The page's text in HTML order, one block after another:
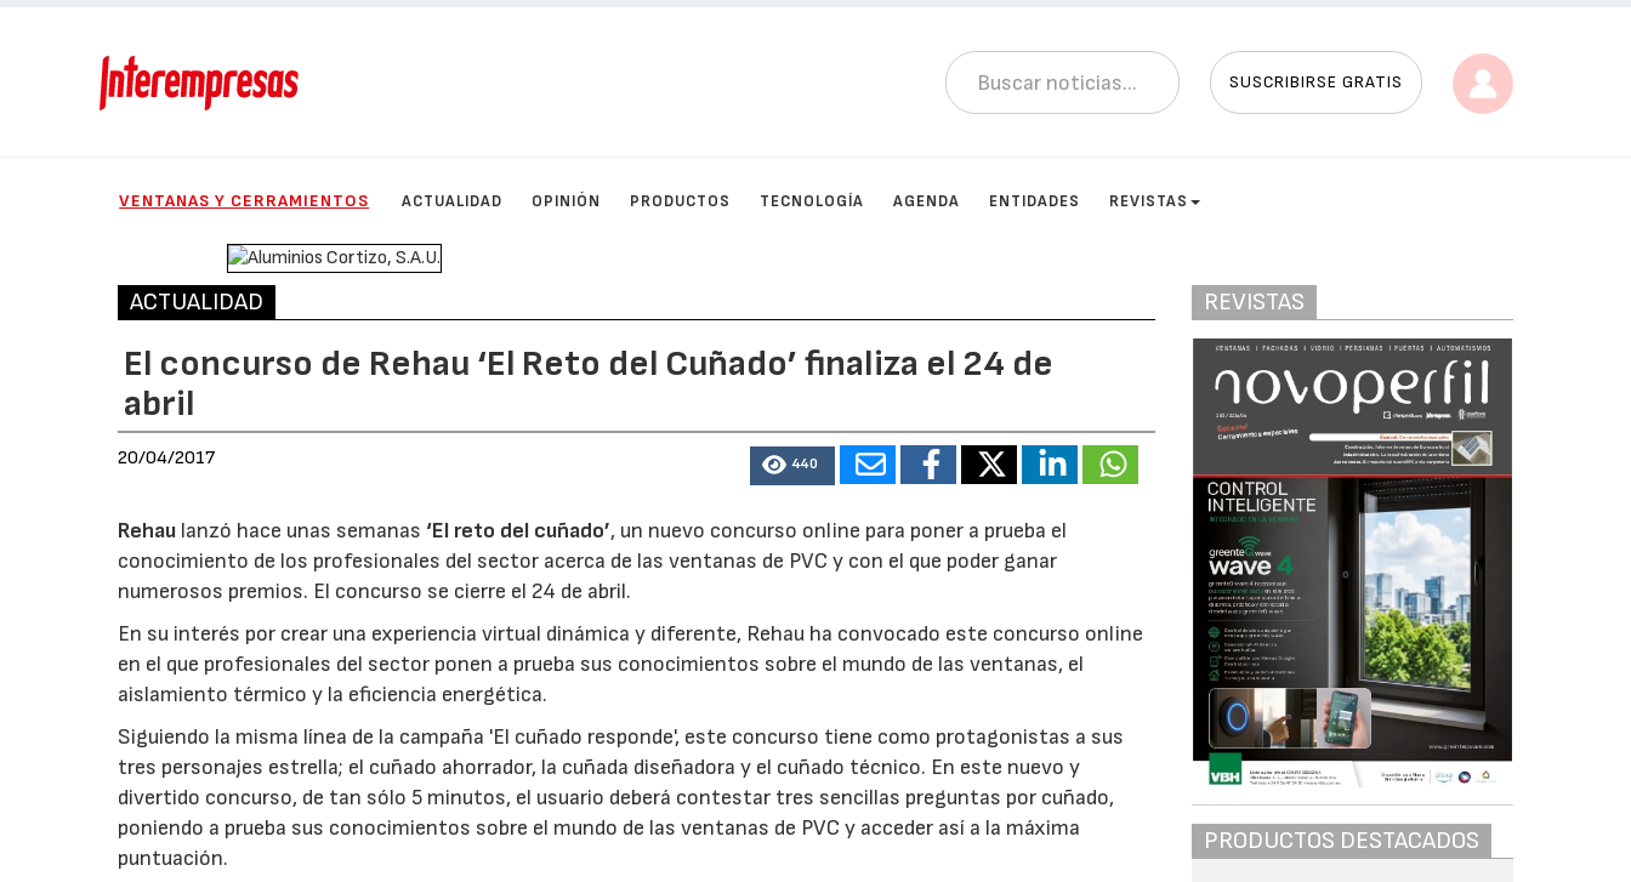
SUSCRIBIRSE GRATIS
VENTANAS Y CERRAMIENTOS ACTUALIDAD OPINIÓN PRODUCTOS TECNOLOGÍA AGENDA ENTIDADES REVISTAS
ACTUALIDAD
El concurso de Rehau ‘El Reto del Cuñado’ finaliza el 24 de
abril
20/04/2017 440
Rehau lanzó hace unas semanas ‘El reto del cuñado’, un nuevo concurso online para poner a prueba el
conocimiento de los profesionales del sector acerca de las ventanas de PVC y con el que poder ganar
numerosos premios. El concurso se cierre el 24 de abril.
En su interés por crear una experiencia virtual dinámica y diferente, Rehau ha convocado este concurso online
en el que profesionales del sector ponen a prueba sus conocimientos sobre el mundo de las ventanas, el
aislamiento térmico y la eficiencia energética.
Siguiendo la misma línea de la campaña 'El cuñado responde', este concurso tiene como protagonistas a sus
tres personajes estrella; el cuñado ahorrador, la cuñada diseñadora y el cuñado técnico. En este nuevo y
divertido concurso, de tan sólo 5 minutos, el usuario deberá contestar tres sencillas preguntas por cuñado,
poniendo a prueba sus conocimientos sobre el mundo de las ventanas de PVC y acceder así a la máxima
puntuación.
REVISTAS
PRODUCTOS DESTACADOS